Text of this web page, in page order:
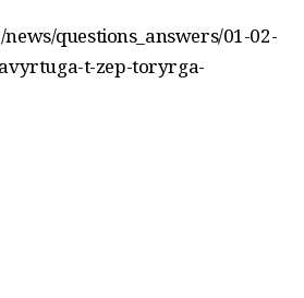
questions_answers/01-02-
t-zep-toryrga-